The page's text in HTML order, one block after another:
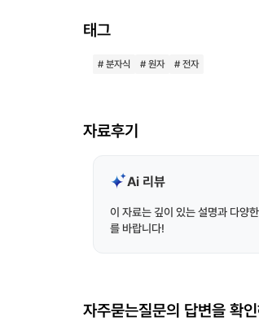
태그
# 분자식 # 원자 # 전자
자료후기
Ai 리뷰
이 자료는 깊이 있는 설명과 다양
를 바랍니다!
자주묻는질문의 답변을 확